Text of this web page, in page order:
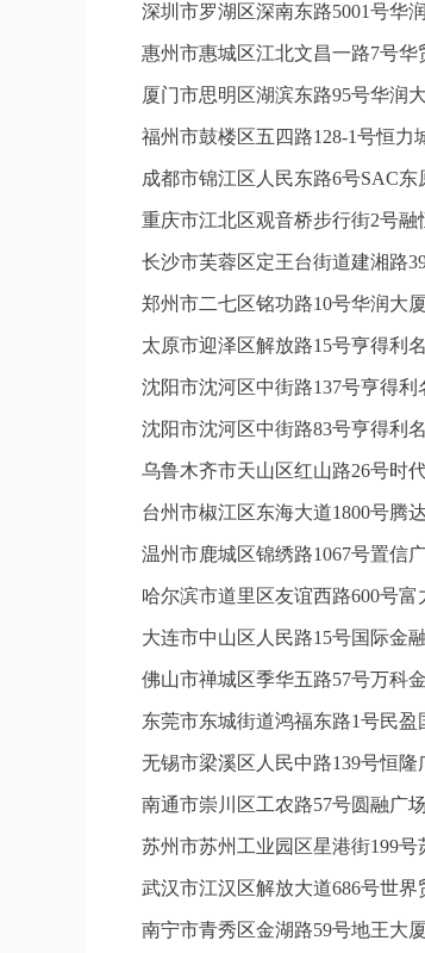
深圳市罗湖区深南东路5001号华
惠州市惠城区江北文昌一路7号华
厦门市思明区湖滨东路95号华润
福州市鼓楼区五四路128-1号恒力
成都市锦江区人民东路6号SAC东
重庆市江北区观音桥步行街2号融
长沙市芙蓉区定王台街道建湘路
郑州市二七区铭功路10号华润大
太原市迎泽区解放路15号亨得利
沈阳市沈河区中街路137号亨得
沈阳市沈河区中街路83号亨得利
乌鲁木齐市天山区红山路26号时
台州市椒江区东海大道1800号腾
温州市鹿城区锦绣路1067号置信
哈尔滨市道里区友谊西路600号富
大连市中山区人民路15号国际金
佛山市禅城区季华五路57号万科
东莞市东城街道鸿福东路1号民盈
无锡市梁溪区人民中路139号恒隆
南通市崇川区工农路57号圆融广
苏州市苏州工业园区星港街199号
武汉市江汉区解放大道686号世界
南宁市青秀区金湖路59号地王大